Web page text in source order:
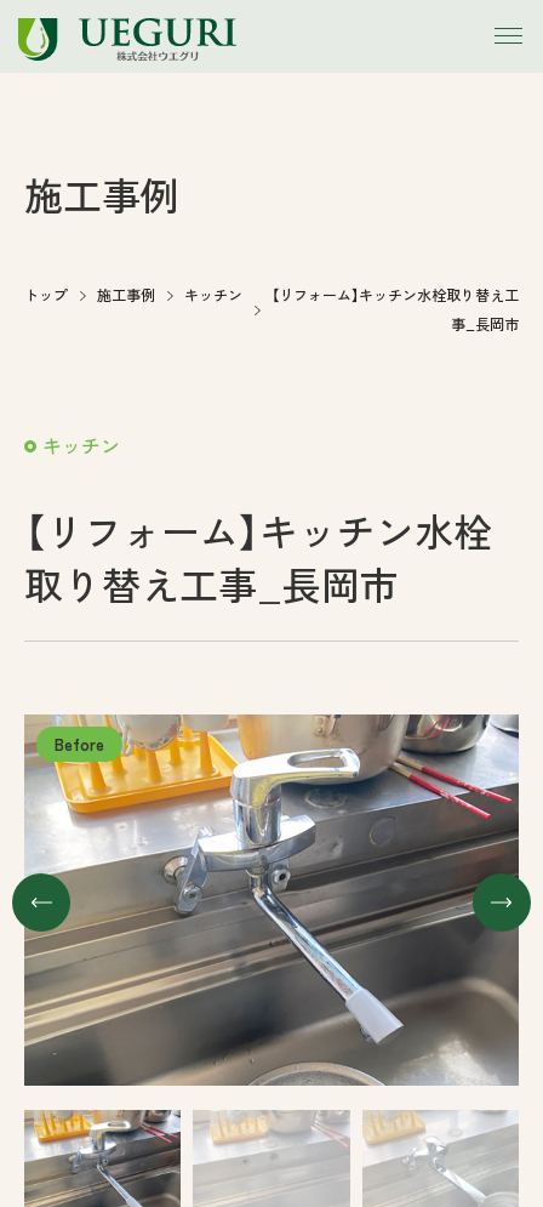
お知らせ
会社案内
施工事例
採用情報
お問い合わせ
プライバシーポリシー
古物営業法に基づく表示
施工事例
トップ 施工事例 キッチン
【リフォーム】キッチン水栓取り替え工
事_長岡市
キッチン
【リフォーム】キッチン水栓
取り替え工事_長岡市